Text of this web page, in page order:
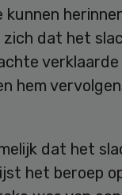
dat het
hem
dat het
het beroep